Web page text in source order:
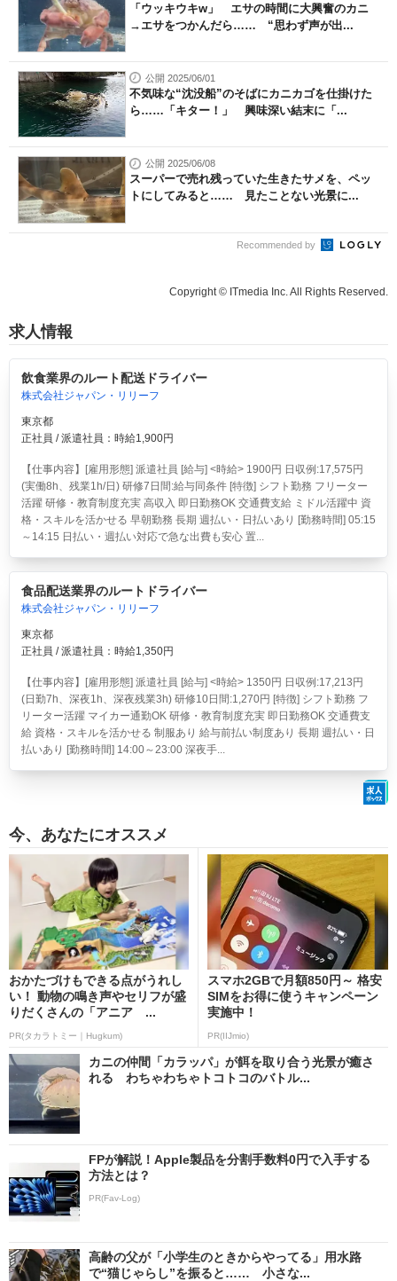
「ウッキウキw」 エサの時間に大興奮のカニ
→エサをつかんだら…… “思わず声が出...
公開 2025/06/01
不気味な“沈没船”のそばにカニカゴを仕掛けた
ら……「キター！」 興味深い結末に「...
公開 2025/06/08
スーパーで売れ残っていた生きたサメを、ペッ
トにしてみると…… 見たことない光景に...
Recommended by
Copyright © ITmedia Inc. All Rights Reserved.
求人情報
飲食業界のルート配送ドライバー
株式会社ジャパン・リリーフ
東京都
正社員 / 派遣社員：時給1,900円
【仕事内容】[雇用形態] 派遣社員 [給与] <時給> 1900円 日収例:17,575円
(実働8h、残業1h/日) 研修7日間:給与同条件 [特徴] シフト勤務 フリーター
活躍 研修・教育制度充実 高収入 即日勤務OK 交通費支給 ミドル活躍中 資
格・スキルを活かせる 早朝勤務 長期 週払い・日払いあり [勤務時間] 05:15
～14:15 日払い・週払い対応で急な出費も安心 置...
食品配送業界のルートドライバー
株式会社ジャパン・リリーフ
東京都
正社員 / 派遣社員：時給1,350円
【仕事内容】[雇用形態] 派遣社員 [給与] <時給> 1350円 日収例:17,213円
(日勤7h、深夜1h、深夜残業3h) 研修10日間:1,270円 [特徴] シフト勤務 フ
リーター活躍 マイカー通勤OK 研修・教育制度充実 即日勤務OK 交通費支
給 資格・スキルを活かせる 制服あり 給与前払い制度あり 長期 週払い・日
払いあり [勤務時間] 14:00～23:00 深夜手...
今、あなたにオススメ
おかたづけもできる点がうれし
い！ 動物の鳴き声やセリフが盛
りだくさんの「アニア ...
PR(タカラトミー｜Hugkum)
スマホ2GBで月額850円～ 格安
SIMをお得に使うキャンペーン
実施中！
PR(IIJmio)
カニの仲間「カラッパ」が餌を取り合う光景が癒さ
れる わちゃわちゃトコトコのバトル...
FPが解説！Apple製品を分割手数料0円で入手する
方法とは？
PR(Fav-Log)
高齢の父が「小学生のときからやってる」用水路
で“猫じゃらし”を振ると…… 小さな...